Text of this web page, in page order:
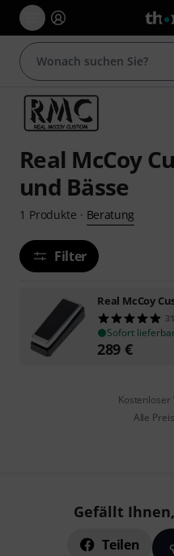
Real McCoy
und Bässe
1 Produkte · Beratung
Filter
Real McCoy
31
Sofort
289 €
Kostenloser
Alle
Gefällt
Teilen